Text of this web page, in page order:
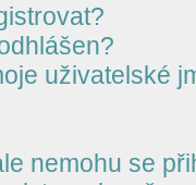
uživatelské
nemohu se